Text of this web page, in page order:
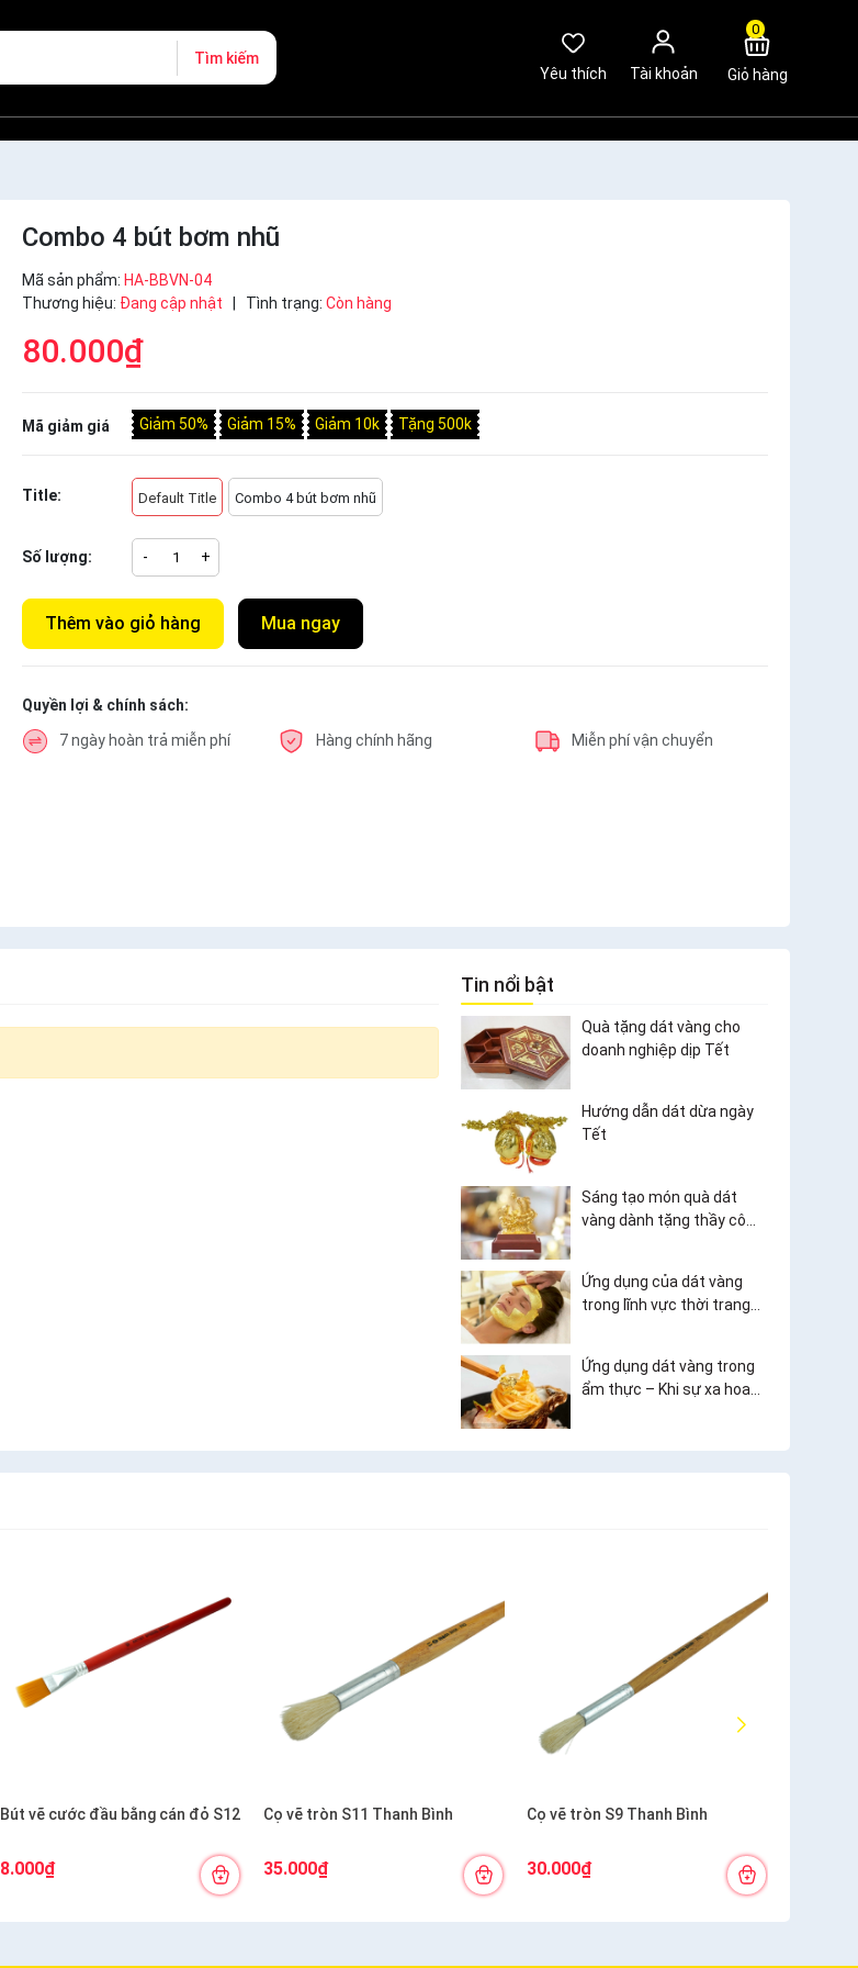
Tìm kiếm
Yêu thích
Tài khoản
0
Giỏ hàng
Combo 4 bút bơm nhũ
Mã sản phẩm: HA-BBVN-04
Thương hiệu: Đang cập nhật | Tình trạng: Còn hàng
80.000₫
Mã giảm giá Giảm 50% Giảm 15% Giảm 10k Tặng 500k
Title: Default Title Combo 4 bút bơm nhũ
Số lượng: - +
Thêm vào giỏ hàng Mua ngay
Quyền lợi & chính sách:
7 ngày hoàn trả miễn phí Hàng chính hãng Miễn phí vận chuyển
Tin nổi bật
Quà tặng dát vàng cho
doanh nghiệp dịp Tết
Hướng dẫn dát dừa ngày
Tết
Sáng tạo món quà dát
vàng dành tặng thầy cô
Ứng dụng của dát vàng
trong lĩnh vực thời trang
Ứng dụng dát vàng trong
ẩm thực – Khi sự xa hoa
Bút vẽ cước đầu bằng cán đỏ S12
8.000₫
Cọ vẽ tròn S11 Thanh Bình
35.000₫
Cọ vẽ tròn S9 Thanh Bình
30.000₫